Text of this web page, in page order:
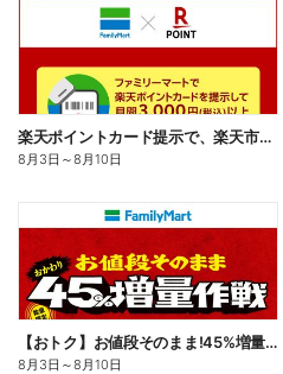
楽天ポイントカード提示で、楽天市場でのお買い物がおトクに!
8月3日 ～8月10日
【おトク】お値段そのまま!45%増量作戦!
8月3日 ～8月10日